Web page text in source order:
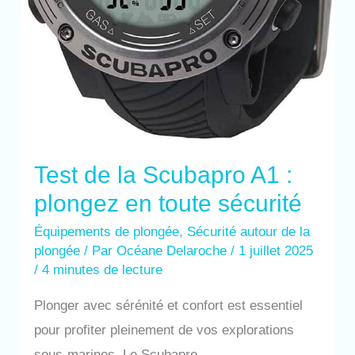
Test de la Scubapro A1 :
plongez en toute sécurité
Équipements de plongée, Sécurité autour de la
plongée / ParOcéane Delaroche/ 1 juillet 2025
/4 minutes de lecture
Plonger avec sérénité et confort est essentiel
pour profiter pleinement de vos explorations